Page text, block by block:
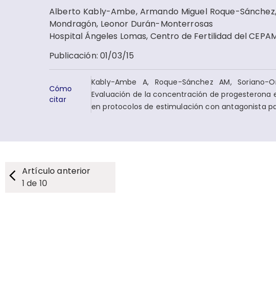
Alberto Kably-Ambe, Armando Miguel Roque-
Mondragón, Leonor Durán-Monterrosas
Hospital Ángeles Lomas, Centro de Fertilidad del
Publicación: 01/03/15
Cómo
citar
Kably-Ambe A, Roque-Sánchez AM, Soriano-
Evaluación de la concentración de
en protocolos de estimulación con antagonista
Artículo anterior
1 de 10